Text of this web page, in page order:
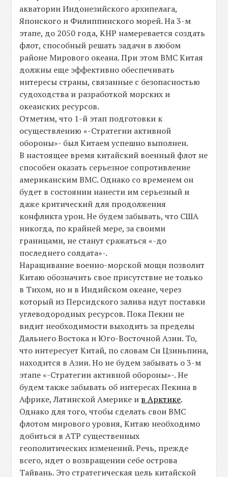
акватории Индонезийского архипелага,
Японского и Филиппинского морей. На 3-м
этапе, до 2050 года, КНР намеревается создать
флот, способный решать задачи в любом
районе Мирового океана. При этом ВМС Китая
должны еще эффективно обеспечивать
интересы страны, связанные с безопасностью
судоходства и разработкой морских и
океанских ресурсов.
Отметим, что 1-й этап подготовки к
осуществлению «-Стратегии активной
обороны»- был Китаем успешно выполнен.
В настоящее время китайский военный флот не
способен оказать серьезное сопротивление
американским ВМС. Однако со временем он
будет в состоянии нанести им серьезный и
даже критический для продолжения
конфликта урон. Не будем забывать, что США
никогда, по крайней мере, за своими
границами, не станут сражаться «-до
последнего солдата»-.
Наращивание военно-морской мощи позволит
Китаю обозначить свое присутствие не только
в Тихом, но и в Индийском океане, через
который из Персидского залива идут поставки
углеводородных ресурсов. Пока Пекин не
видит необходимости выходить за пределы
Дальнего Востока и Юго-Восточной Азии. То,
что интересует Китай, по словам Си Цзиньпина,
находится в Азии. Но не будем забывать о 3-м
этапе «-Стратегии активной обороны»-. Не
будем также забывать об интересах Пекина в
Африке, Латинской Америке и в Арктике.
Однако для того, чтобы сделать свои ВМС
флотом мирового уровня, Китаю необходимо
добиться в АТР существенных
геополитических изменений. Речь, прежде
всего, идет о возвращении себе острова
Тайвань. Это стратегическая цель китайской